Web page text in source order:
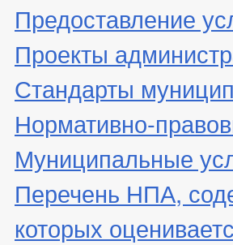
Предоставление
Проекты
Стандарты
Нормативно-
Муниципальные
Перечень НПА,
которых